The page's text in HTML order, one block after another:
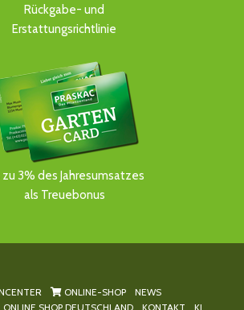
Rückgabe- und
Erstattungsrichtlinie
zu 3% des Jahresumsatzes
als Treuebonus
ONLINE-SHOP
NEWS
ONLINE SHOP DEUTSCHLAND KONTAKT KI